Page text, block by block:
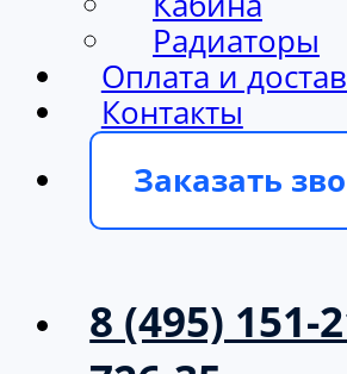
Радиаторы
Оплата и
Контакты
Заказать
8 (495) 151-